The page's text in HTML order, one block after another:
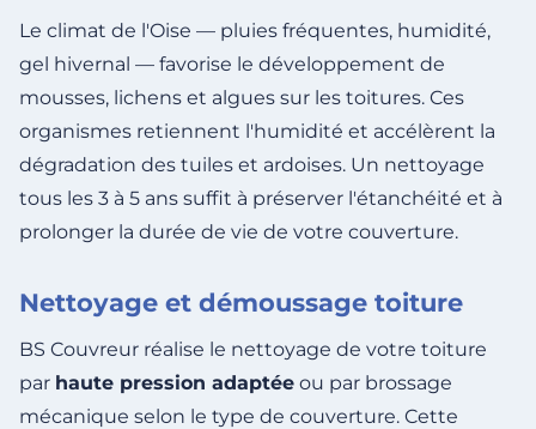
Le climat de l'Oise — pluies fréquentes, humidité,
gel hivernal — favorise le développement de
mousses, lichens et algues sur les toitures. Ces
organismes retiennent l'humidité et accélèrent la
dégradation des tuiles et ardoises. Un nettoyage
tous les 3 à 5 ans suffit à préserver l'étanchéité et à
prolonger la durée de vie de votre couverture.
Nettoyage et démoussage toiture
BS Couvreur réalise le nettoyage de votre toiture
par haute pression adaptée ou par brossage
mécanique selon le type de couverture. Cette